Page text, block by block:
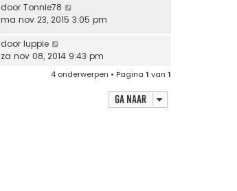
door Tonnie78
ma nov 23, 2015 3:05 pm
door luppie
za nov 08, 2014 9:43 pm
4 onderwerpen • Pagina 1 van 1
Ga naar